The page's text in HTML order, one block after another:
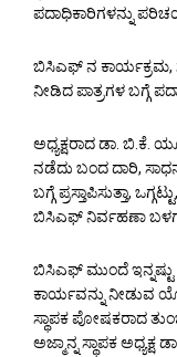
ಪದಾಧಿಕಾರಿಗಳನ್ನು
ಬಿಸಿಎಫ್ ನ ಕಾರ್ಯಕ್ರಮ,
ನೀಡಿದ ಪಾತ್ರಗಳ ಬಗ್ಗೆ
ಅಧ್ಯಕ್ಷರಾದ ಡಾ.
ನಡೆದು ಬಂದ ದಾರಿ,
ಬಗ್ಗೆ ಪ್ರಸ್ತಾಪಿಸುತ್ತಾ,
ಬಿಸಿಎಫ್ ನಿರ್ವಹಣಾ
ಬಿಸಿಎಫ್ ಮುಂದೆ ಇನ್ನಷ್ಟು
ಕಾರ್ಯವನ್ನು ನೀಡುವ
ಸ್ಥಾಪಕ ಪೋಷಕರಾದ
ಅಜ್ಮಾನ್ನ ಸ್ಥಾಪಕ